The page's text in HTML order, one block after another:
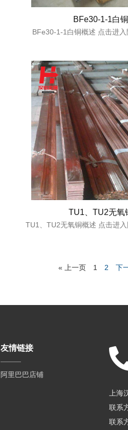
BFe30-1-1白铜
BFe30-1-1白铜概述 点击进
TU1、TU2无氧
TU1、TU2无氧铜概述 点击进
« 上一页 1 2 下
友情链接
阿里巴巴店铺
上海
联系
联系